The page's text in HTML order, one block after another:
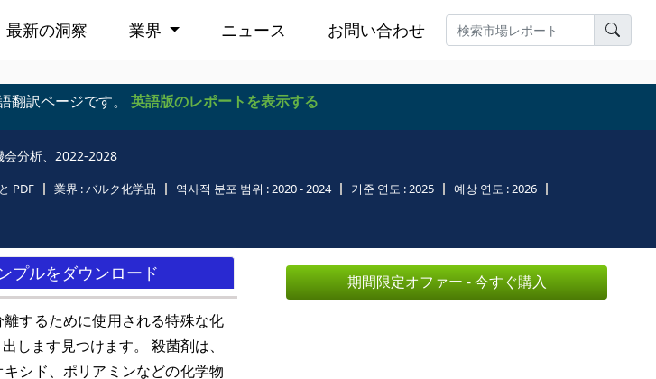
最新の洞察 業界 ニュース お問い合わせ
翻訳ページです。 英語版のレポートを表示する
分析、2022-2028
PDF 業界 :バルク化学品 역사적 분포 범위 :2020 - 2024 기준 연도 :2025 예상 연도 :2026
プルをダウンロード
するために使用される特殊な化
ます見つけます。 殺菌剤は、
シド、ポリアミンなどの化学物
期間限定オファー - 今すぐ購入